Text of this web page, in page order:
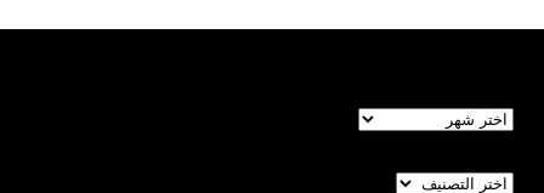
الأرشيف
تصنيفات